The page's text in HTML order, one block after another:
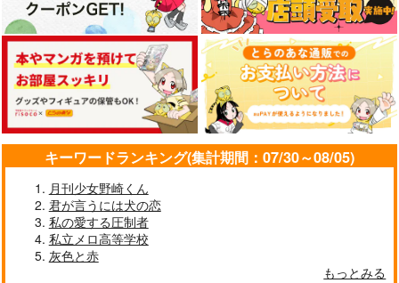
木曜日4：20
Hello, Spica
2,420 円（税込）
愛に貴賤はない
Lila
カート カート カート
キーワードランキング(集計期間：07/30～08/05)
月刊少女野崎くん
君が言うには犬の恋
私の愛する圧制者
私立メロ高等学校
灰色と赤
もっとみる